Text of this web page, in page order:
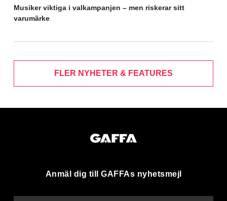
Musiker viktiga i valkampanjen – men riskerar sitt
varumärke
FLER NYHETER & FEATURES
Anmäl dig till GAFFAs nyhetsmejl